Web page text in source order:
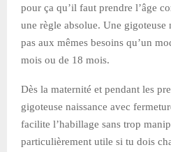
pour ça qu’il faut prendre l’âge
une règle absolue. Une gigoteuse
pas aux mêmes besoins qu’un
mois ou de 18 mois.
Dès la maternité et pendant les
gigoteuse naissance avec
facilite l’habillage sans trop
particulièrement utile si tu dois